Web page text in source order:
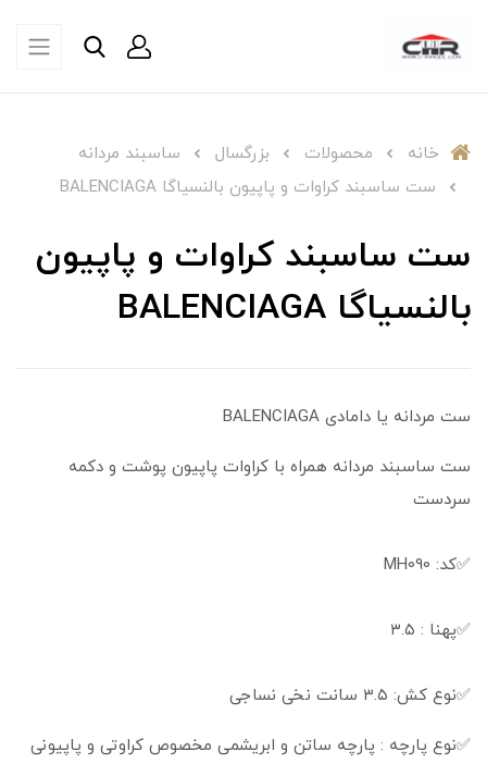
خانه محصولات بزرگسال
ساسبند مردانه
ست ساسبند کراوات و پاپیون بالنسیاگا BALENCIAGA
ست ساسبند کراوات و پاپیون
بالنسیاگا BALENCIAGA
ست مردانه یا دامادی BALENCIAGA
ست ساسبند مردانه همراه با کراوات پاپیون پوشت و دکمه
سردست
✅کد: MH090
✅پهنا : ۳.۵
✅نوع کش: ۳.۵ سانت نخی نساجی
✅نوع پارچه : پارچه ساتن و ابریشمی مخصوص کراوتی و پاپیونی